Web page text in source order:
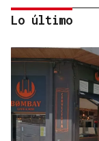
POLOS RÍOS E
A Ribeira
Lo último